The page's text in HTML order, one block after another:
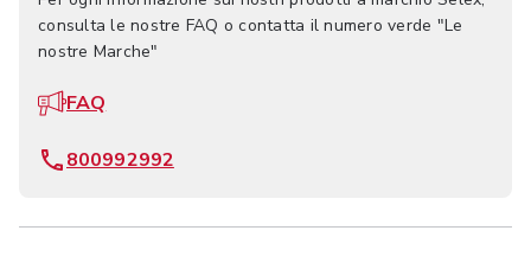
consulta le nostre FAQ o contatta il numero verde "Le
nostre Marche"
FAQ
800992992